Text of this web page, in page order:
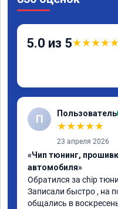
5.0 из 5★★★★★
П Пользователь
★★★★★
23 апреля 2026
«Чип тюнинг,
автомобиля»
Обратился за chip
Записали быстро , на
общались в